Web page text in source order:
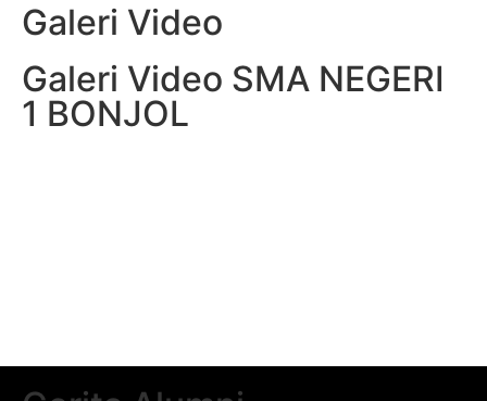
Galeri Video
Galeri Video SMA NEGERI
1 BONJOL